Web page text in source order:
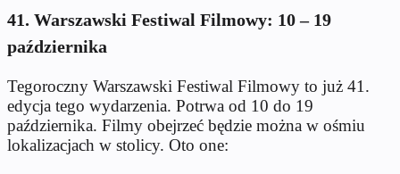
41. Warszawski Festiwal Filmowy: 10 – 19
października
Tegoroczny Warszawski Festiwal Filmowy to już 41.
edycja tego wydarzenia. Potrwa od 10 do 19
października. Filmy obejrzeć będzie można w ośmiu
lokalizacjach w stolicy. Oto one: